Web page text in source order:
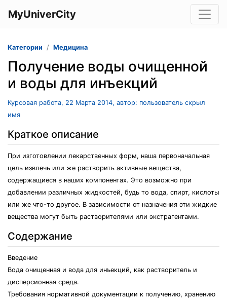
MyUniverCity
Категории Медицина
Получение воды очищенной
и воды для инъекций
Курсовая работа, 22 Марта 2014, автор: пользователь скрыл
имя
Краткое описание
При изготовлении лекарственных форм, наша первоначальная
цель извлечь или же растворить активные вещества,
содержащиеся в наших компонентах. Это возможно при
добавлении различных жидкостей, будь то вода, спирт, кислоты
или же что-то другое. В зависимости от назначения эти жидкие
вещества могут быть растворителями или экстрагентами.
Содержание
Введение
Вода очищенная и вода для инъекций, как растворитель и
дисперсионная среда.
Требования нормативной документации к получению, хранению